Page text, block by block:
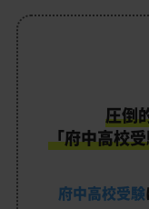
圧倒
「府中高校
府中高校受験